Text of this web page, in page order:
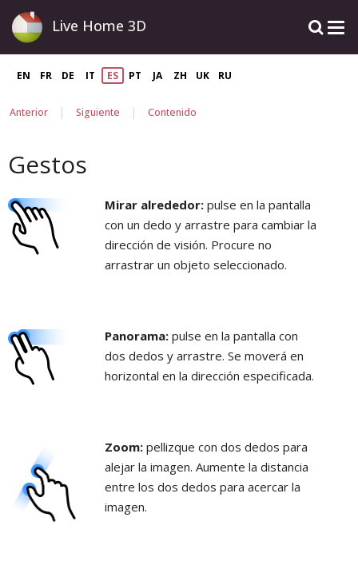
Live Home 3D
EN FR DE IT ES PT JA ZH UK RU
Anterior | Siguiente | Contenido
Gestos
Mirar alrededor: pulse en la pantalla
con un dedo y arrastre para cambiar la
dirección de visión. Procure no
arrastrar un objeto seleccionado.
Panorama: pulse en la pantalla con
dos dedos y arrastre. Se moverá en
horizontal en la dirección especificada.
Zoom: pellizque con dos dedos para
alejar la imagen. Aumente la distancia
entre los dos dedos para acercar la
imagen.